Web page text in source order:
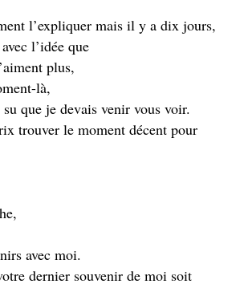
l’expliquer mais il y a dix jours,
l’idée que
plus,
là,
que je devais venir vous voir.
trouver le moment décent pour
avec moi.
dernier souvenir de moi soit